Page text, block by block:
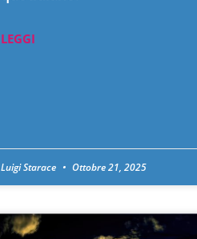
LEGGI
Luigi Starace Ottobre 21, 2025